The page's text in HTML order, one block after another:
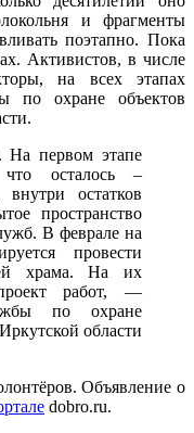
и фрагменты
поэтапно. Пока
Активистов, в числе
на всех этапах
по охране объектов
На первом этапе
что осталось –
внутри остатков
пространство
В феврале на
провести
храма. На их
работ, —
по охране
области
Объявление о
dobro.ru.